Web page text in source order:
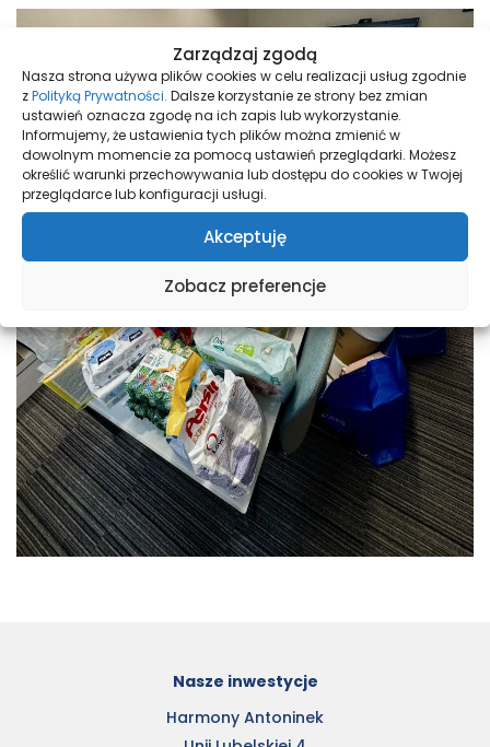
Zarządzaj zgodą
Nasza strona używa plików cookies w celu realizacji usług zgodnie
zPolityką Prywatności. Dalsze korzystanie ze strony bez zmian
ustawień oznacza zgodę na ich zapis lub wykorzystanie.
Informujemy, że ustawienia tych plików można zmienić w
dowolnym momencie za pomocą ustawień przeglądarki. Możesz
określić warunki przechowywania lub dostępu do cookies w Twojej
przeglądarce lub konfiguracji usługi.
Akceptuję
Zobacz preferencje
Nasze inwestycje
Harmony Antoninek